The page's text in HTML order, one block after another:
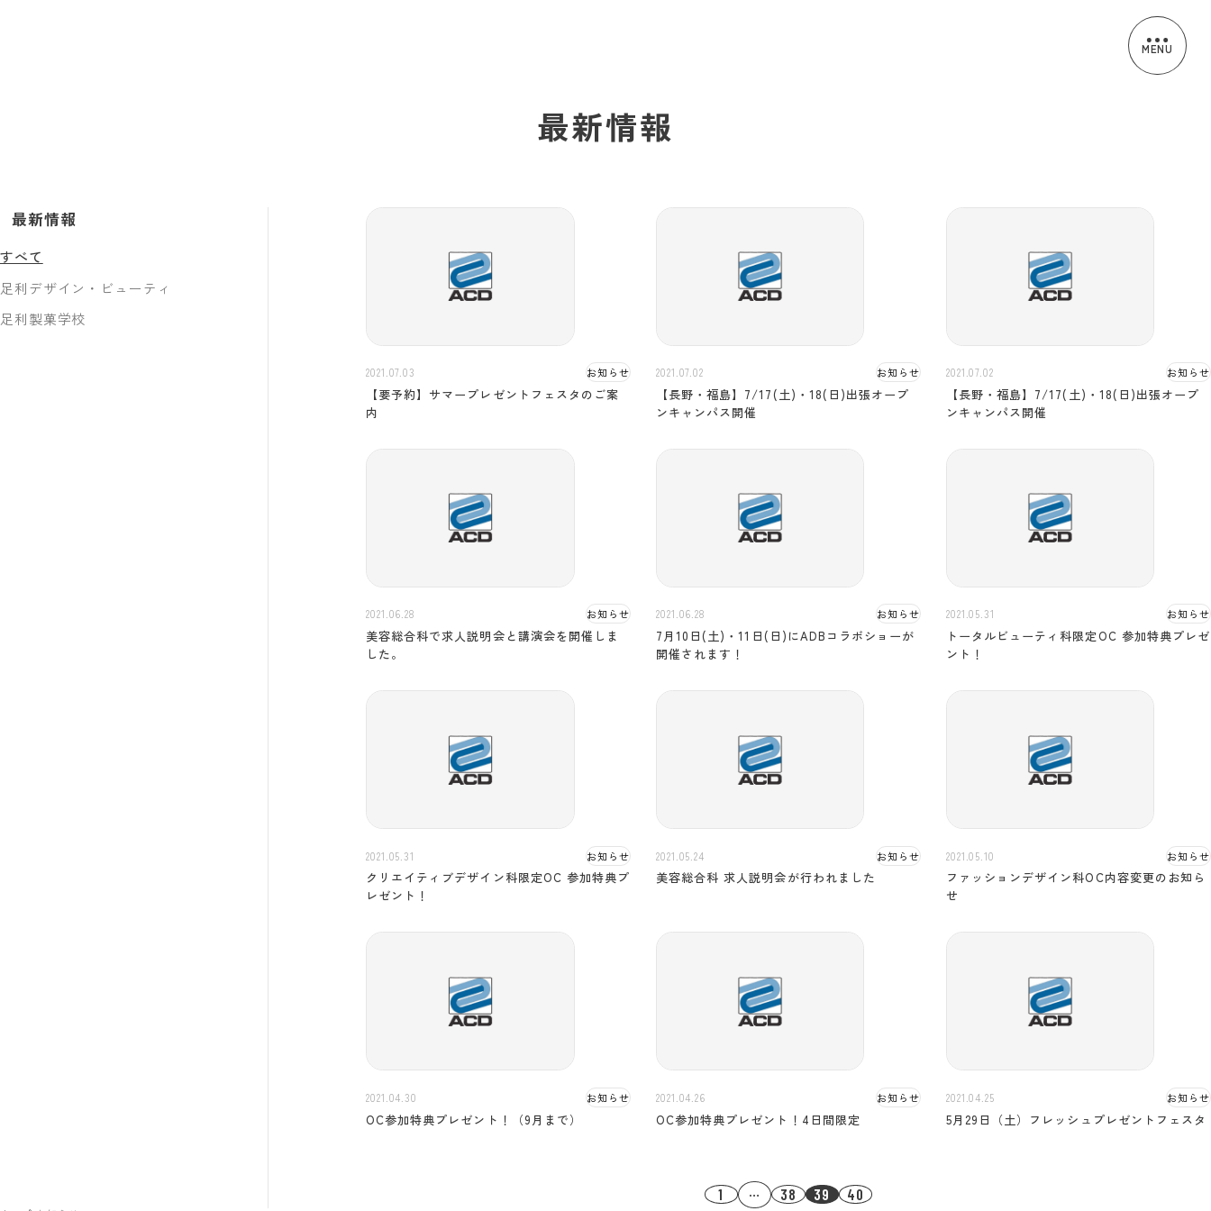
MENU
最新情報
最新情報
すべて
足利デザイン・ビューティ
足利製菓学校
2021.07.03 お知らせ
【要予約】サマープレゼントフェスタのご案
内
2021.07.02 お知らせ
【長野・福島】7/17(土)・18(日)出張オープ
ンキャンパス開催
2021.07.02 お知らせ
【長野・福島】7/17(土)・18(日)出張オープ
ンキャンパス開催
2021.06.28 お知らせ
美容総合科で求人説明会と講演会を開催しま
した。
2021.06.28 お知らせ
7月10日(土)・11日(日)にADBコラボショーが
開催されます！
2021.05.31 お知らせ
トータルビューティ科限定OC 参加特典プレゼ
ント！
2021.05.31 お知らせ
クリエイティブデザイン科限定OC 参加特典プ
レゼント！
2021.05.24 お知らせ
美容総合科 求人説明会が行われました
2021.05.10 お知らせ
ファッションデザイン科OC内容変更のお知ら
せ
2021.04.30 お知らせ
OC参加特典プレゼント！（9月まで）
2021.04.26 お知らせ
OC参加特典プレゼント！4日間限定
2021.04.25 お知らせ
5月29日（土）フレッシュプレゼントフェスタ
1 38 39 40